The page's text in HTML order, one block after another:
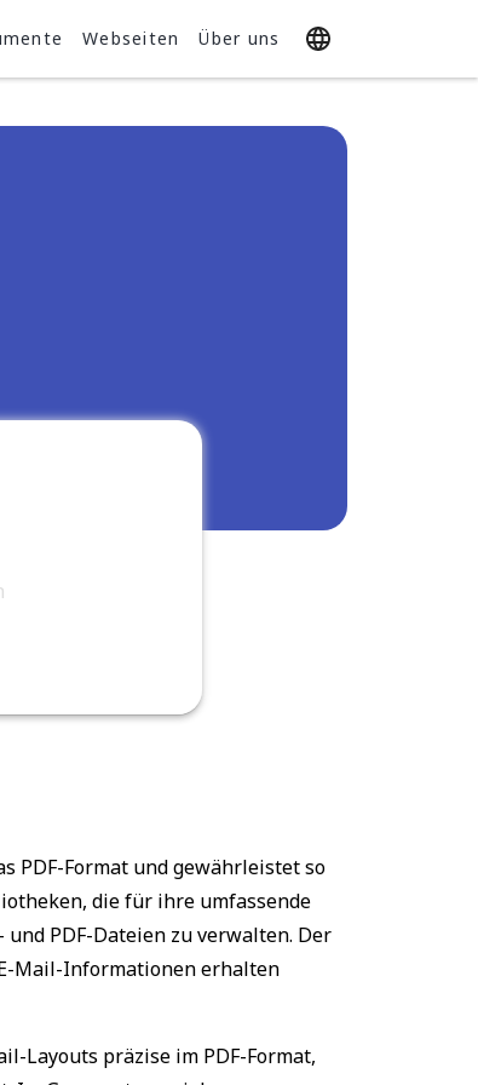
Webseiten Über uns
PDF-Format und gewährleistet so
die für ihre umfassende
PDF-Dateien zu verwalten. Der
Mail-Informationen erhalten
Layouts präzise im PDF-Format,